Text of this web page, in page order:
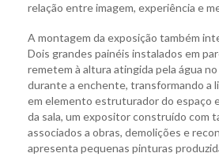
relação entre imagem, experiência e
A montagem da exposição também
Dois grandes painéis instalados em
remetem à altura atingida pela água
durante a enchente, transformando a
em elemento estruturador do espaço
da sala, um expositor construído com
associados a obras, demolições e
apresenta pequenas pinturas